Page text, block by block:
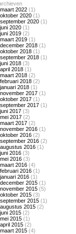
maart 2022 (1)
oktober 2020 (1)
september 2020 (1)
juni 2020 (1)
juni 2019 (2)
maart 2019 (1)
december 2018 (1)
oktober 2018 (1)
september 2018 (1)
juni 2018 (3)
april 2018 (1)
maart 2018 (2)
februari 2018 (2)
januari 2018 (1)
november 2017 (1)
oktober 2017 (1)
september 2017 (1)
juni 2017 (3)
mei 2017 (2)
maart 2017 (2)
november 2016 (1)
oktober 2016 (2)
september 2016 (2)
augustus 2016 (1)
juni 2016 (3)
mei 2016 (3)
maart 2016 (4)
februari 2016 (1)
januari 2016 (1)
december 2015 (1)
november 2015 (5)
oktober 2015 (3)
september 2015 (1)
augustus 2015 (2)
juni 2015 (2)
mei 2015 (1)
april 2015 (2)
maart 2015 (4)